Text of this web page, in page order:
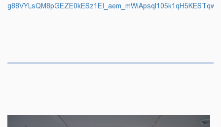
g88VYLsQM8pGEZE0kESz1EI_aem_mWiApsql105k1qH5KESTqw